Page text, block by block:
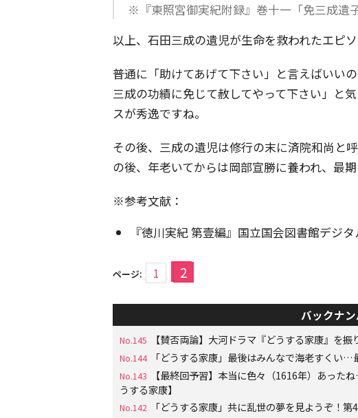
※『東照宮御実紀附録』巻十一「免三成遺子
以上、石田三成の遺児が生命を救われたエピ
普通に「助けてあげて下さい」と言えばいい
三成の功績に免じて赦してやって下さい」と
スが秀逸ですね。
その後、三成の遺児は修行の末に済院和尚と
の後、年老いてからは岡部宣勝に養われ、最
※参考文献：
『徳川実紀 第壹編』国立国会図書館デジ
ページ: 1 2
バックナ
No.145 【賛否両論】大河ドラマ『どうする家康』を
No.144 「どうする家康」最後はみんなで海老すくい
No.143
【最終回予習】本当に色々（1616年）あった
うする家康】
No.142
「どうする家康」共に乱世の夢を見ようぞ！